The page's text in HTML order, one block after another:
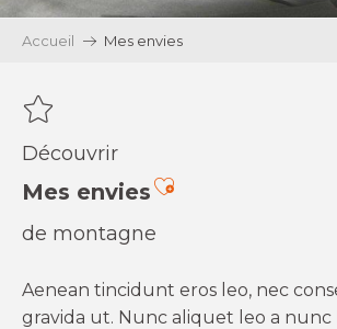
Accueil Mes envies
Découvrir
Mes enviesAjouter aux
de montagne
Aenean tincidunt eros leo, nec
gravida ut. Nunc aliquet leo a